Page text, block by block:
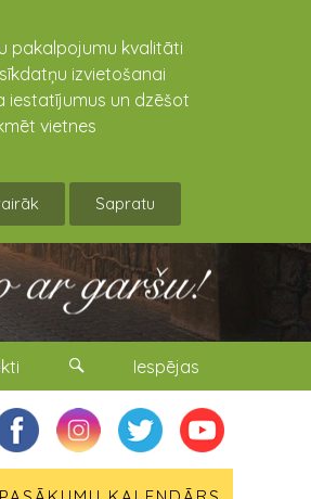
pakalpojumu kvalitāti
izvietošanai
iestatījumus un dzēšot
vietnes
Sapratu
Iespējas